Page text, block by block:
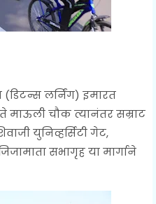
(डिटन्स लर्निंग) इमारत
चौक त्यानंतर सम्राट
युनिव्हर्सिटी गेट,
सभागृह या मार्गाने